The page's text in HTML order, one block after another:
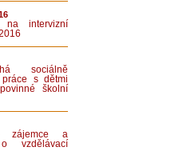
na intervizní
sociálně
práce s dětmi
školní
zájemce a
vzdělávací